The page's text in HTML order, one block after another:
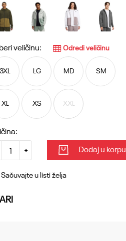
veličinu: Odredi veličinu
3XL LG MD SM
XL XS XXL
Dodaj u korpu
Sačuvajte u listi želja